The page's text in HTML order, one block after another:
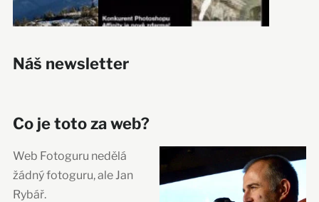
Náš newsletter
Co je toto za web?
Web Fotoguru nedělá
žádný fotoguru, ale Jan
Rybář.